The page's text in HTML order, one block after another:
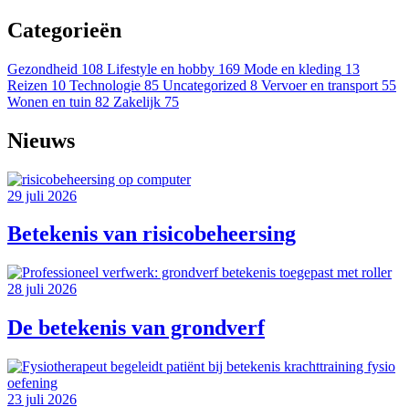
Categorieën
Gezondheid 108 Lifestyle en hobby 169 Mode en kleding 13
Reizen 10 Technologie 85 Uncategorized 8 Vervoer en transport 55
Wonen en tuin 82 Zakelijk 75
Nieuws
29 juli 2026
Betekenis van risicobeheersing
28 juli 2026
De betekenis van grondverf
23 juli 2026